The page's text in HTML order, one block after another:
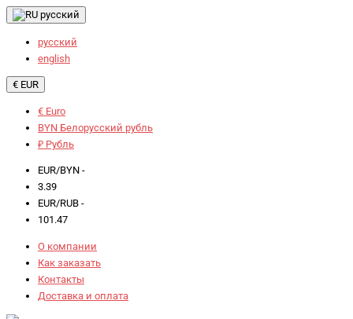
русский
русский
english
€ EUR
€ Euro
BYN Белорусский рубль
₽ Рубль
EUR/BYN -
3.39
EUR/RUB -
101.47
О компании
Как заказать
Контакты
Доставка и оплата